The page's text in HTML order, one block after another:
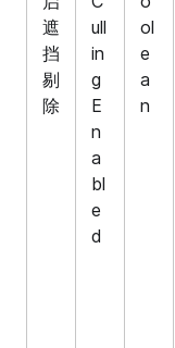
遮
挡
剔
除
ull
in
g
E
n
a
bl
e
d
ol
e
a
n